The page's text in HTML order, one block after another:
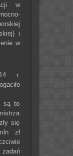
w
i
w
r.
są to
się
zł
zadań